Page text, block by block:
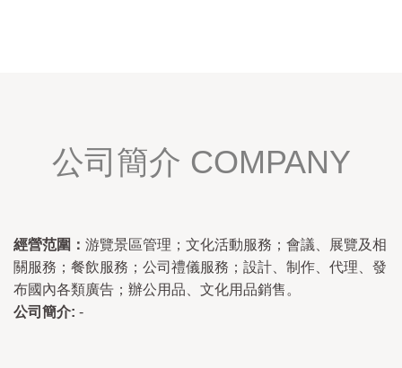
公司簡介 COMPANY
經營范圍： 游覽景區管理；文化活動服務；會議、展覽及相
關服務；餐飲服務；公司禮儀服務；設計、制作、代理、發
布國內各類廣告；辦公用品、文化用品銷售。
公司簡介: -